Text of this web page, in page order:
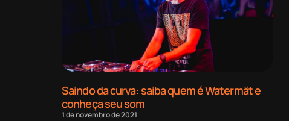
Saindo da curva: saiba quem é Watermät e
conheça seu som
1 de novembro de 2021